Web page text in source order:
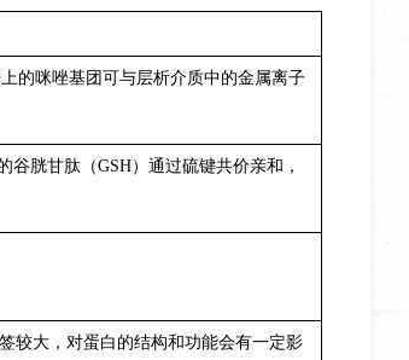
的咪唑基团可与层析介质中的金属离子
胱甘肽（GSH）通过硫键共价亲和，
较大，对蛋白的结构和功能会有一定影